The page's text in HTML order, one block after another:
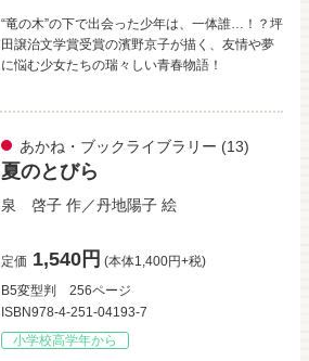
“竜の木”の下で出会った少年は、一体誰…！？坪
田譲治文学賞受賞の濱野京子が描く、友情や夢
に悩む少女たちの瑞々しい青春物語！
あかね・ブックライブラリー (13)
夏のとびら
泉 啓子 作／丹地陽子 絵
定価 1,540円 (本体1,400円+税)
B5変型判
256ページ
ISBN978-4-251-04193-7
小学校高学年から